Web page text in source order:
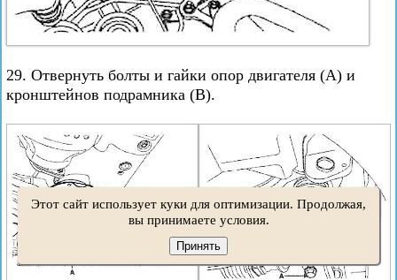
29. Отвернуть болты и гайки опор двигателя (А) и
кронштейнов подрамника (В).
Этот сайт использует куки для оптимизации. Продолжая,
вы принимаете условия.
Принять